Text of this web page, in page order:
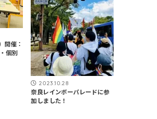
開催：
個別
2023.10.28
奈良レインボーパレードに参
加しました！